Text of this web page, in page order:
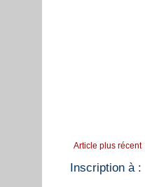
Article plus récent
Inscription à :